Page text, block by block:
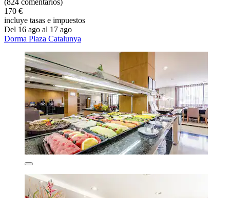
(824 comentarios)
170 €
incluye tasas e impuestos
Del 16 ago al 17 ago
Dorma Plaza Catalunya